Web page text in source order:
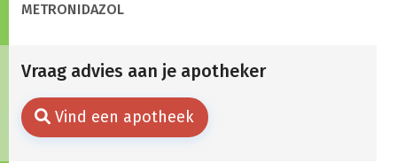
METRONIDAZOL
Vraag advies aan je apotheker
Vind een apotheek